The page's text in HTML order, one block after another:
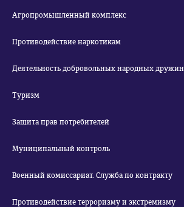
Агропромышленный комплекс
Противодействие наркотикам
Деятельность добровольных народных дружин
Туризм
Защита прав потребителей
Муниципальный контроль
Военный комиссариат. Служба по контракту
Противодействие терроризму и экстремизму